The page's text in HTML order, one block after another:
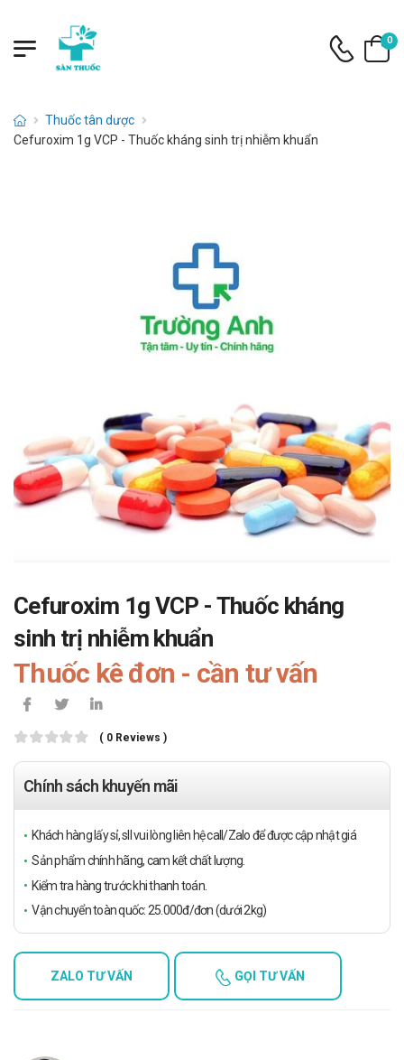
0
Thuốc tân dược
Cefuroxim 1g VCP - Thuốc kháng sinh trị nhiễm khuẩn
Cefuroxim 1g VCP - Thuốc kháng
sinh trị nhiễm khuẩn
Thuốc kê đơn - cần tư vấn
( 0 Reviews )
Chính sách khuyến mãi
Khách hàng lấy sỉ, sll vui lòng liên hệ call/Zalo để được cập nhật giá
Sản phẩm chính hãng, cam kết chất lượng.
Kiểm tra hàng trước khi thanh toán.
Vận chuyển toàn quốc: 25.000đ/đơn (dưới 2kg)
ZALO TƯ VẤN GỌI TƯ VẤN